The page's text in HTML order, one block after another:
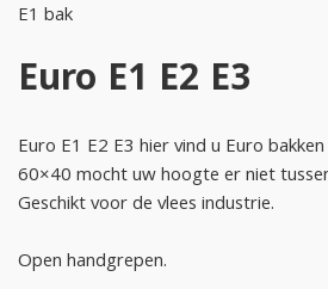
E1 bak
Euro E1 E2 E3
Euro E1 E2 E3 hier vind u Euro
60×40 mocht uw hoogte er niet
Geschikt voor de vlees industrie.
Open handgrepen.